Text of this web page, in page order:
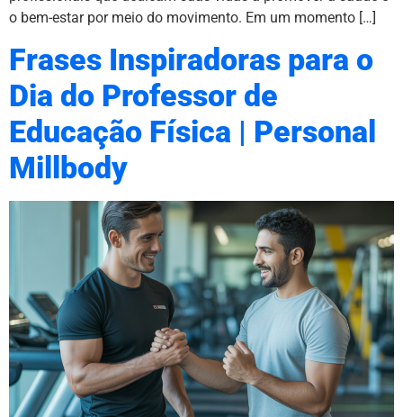
o bem-estar por meio do movimento. Em um momento […]
Frases Inspiradoras para o
Dia do Professor de
Educação Física | Personal
Millbody